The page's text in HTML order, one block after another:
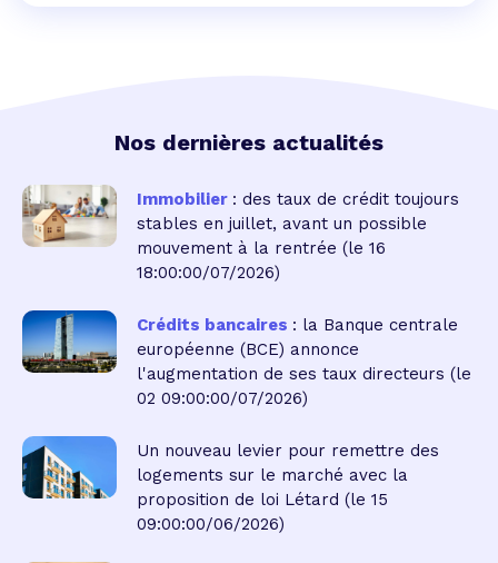
Nos dernières actualités
Immobilier : des taux de crédit toujours
stables en juillet, avant un possible
mouvement à la rentrée (le 16
18:00:00/07/2026)
Crédits bancaires : la Banque centrale
européenne (BCE) annonce
l'augmentation de ses taux directeurs (le
02 09:00:00/07/2026)
Un nouveau levier pour remettre des
logements sur le marché avec la
proposition de loi Létard (le 15
09:00:00/06/2026)